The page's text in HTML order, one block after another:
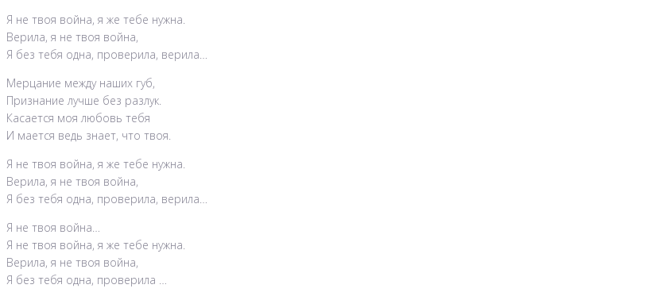
Я не твоя война, я же тебе нужна.
Верила, я не твоя война,
Я без тебя одна, проверила, верила…
Мерцание между наших губ,
Признание лучше без разлук.
Касается моя любовь тебя
И мается ведь знает, что твоя.
Я не твоя война, я же тебе нужна.
Верила, я не твоя война,
Я без тебя одна, проверила, верила…
Я не твоя война…
Я не твоя война, я же тебе нужна.
Верила, я не твоя война,
Я без тебя одна, проверила …